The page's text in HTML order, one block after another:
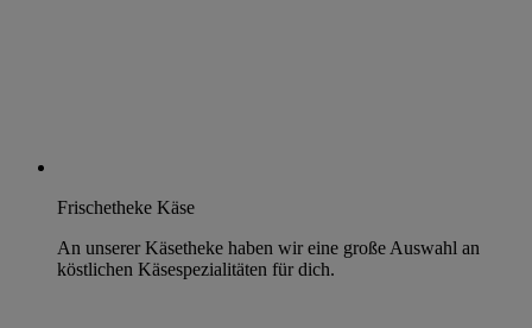
Frischetheke Käse
An unserer Käsetheke haben wir eine große Auswahl an
köstlichen Käsespezialitäten für dich.